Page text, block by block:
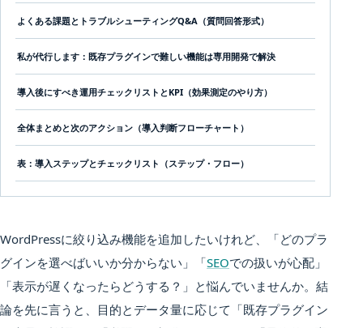
よくある課題とトラブルシューティングQ&A（質問回答形式）
私が代行します：既存プラグインで難しい機能は専用開発で解決
導入後にすべき運用チェックリストとKPI（効果測定のやり方）
全体まとめと次のアクション（導入判断フローチャート）
表：導入ステップとチェックリスト（ステップ・フロー）
WordPressに絞り込み機能を追加したいけれど、「どのプラ
グインを選べばいいか分からない」「SEOでの扱いが心配」
「表示が遅くなったらどうする？」と悩んでいませんか。結
論を先に言うと、目的とデータ量に応じて「既存プラグイン